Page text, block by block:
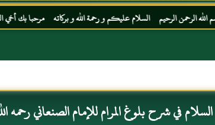
الرحيم السلام عليكم و رحمة الله و بركاته مرحبا بك أخي الكريم مجددا
في شرح بلوغ المرام للإمام الصنعاني رحمه